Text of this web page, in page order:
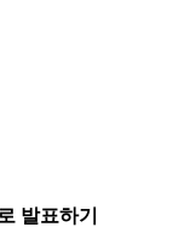
발표하기